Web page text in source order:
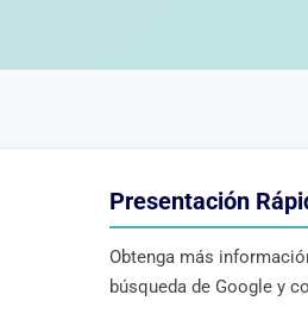
Presentación
Obtenga más
búsqueda de Google y